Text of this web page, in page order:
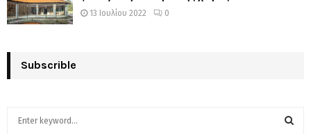
13 Ιουλίου 2022 0
Subscrible